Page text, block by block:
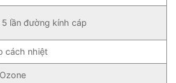
5 lần đường kính cáp
cách nhiệt